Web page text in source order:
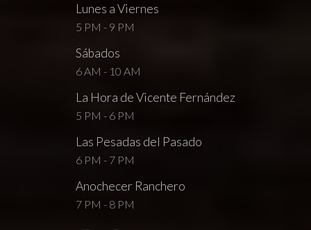
Lunes a Viernes
5 PM - 9 PM
Sábados
6 AM - 10 AM
La Hora de Vicente Fernández
5 PM - 6 PM
Las Pesadas del Pasado
6 PM - 7 PM
Anochecer Ranchero
7 PM - 8 PM